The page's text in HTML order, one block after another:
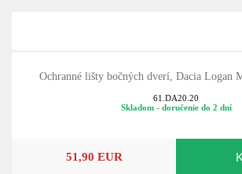
Ochranné lišty bočných dverí, Dacia Logan
61.DA20.20
Skladom - doručenie do 2 dní
51,90 EUR